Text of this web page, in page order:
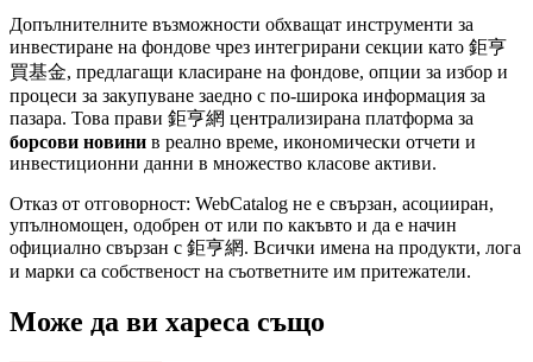
Допълнителните възможности обхващат инструменти за
инвестиране на фондове чрез интегрирани секции като 鉅亨
買基金, предлагащи класиране на фондове, опции за избор и
процеси за закупуване заедно с по-широка информация за
пазара. Това прави 鉅亨網 централизирана платформа за
борсови новини в реално време, икономически отчети и
инвестиционни данни в множество класове активи.
Отказ от отговорност: WebCatalog не е свързан, асоцииран,
упълномощен, одобрен от или по какъвто и да е начин
официално свързан с 鉅亨網. Всички имена на продукти, лога
и марки са собственост на съответните им притежатели.
Може да ви хареса също